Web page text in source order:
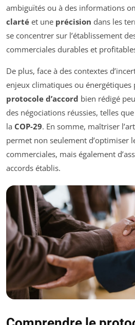
ambiguïtés ou à des informations
clarté et une précision dans les
se concentrer sur l’établissement
commerciales durables et
De plus, face à des contextes
enjeux climatiques ou énergétiques
protocole d’accord bien rédigé
des négociations réussies, telles
la COP-29. En somme, maîtriser
permet non seulement d’optimiser
commerciales, mais également
accords établis.